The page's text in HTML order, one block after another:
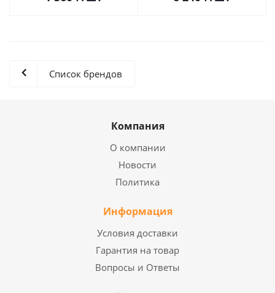
Список брендов
Компания
О компании
Новости
Политика
Информация
Условия доставки
Гарантия на товар
Вопросы и Ответы